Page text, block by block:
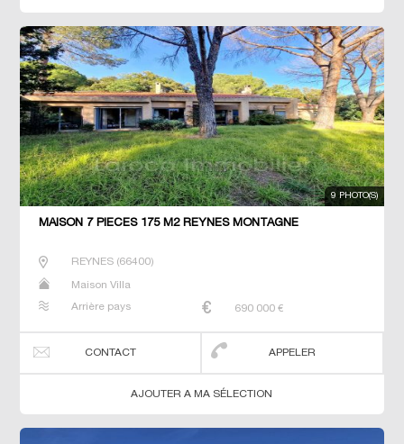
9 PHOTO(S)
MAISON 7 PIECES 175 M2 REYNES MONTAGNE
REYNES(66400)
Maison Villa
Arrière pays 690 000 €
CONTACT APPELER
AJOUTER A MA SÉLECTION